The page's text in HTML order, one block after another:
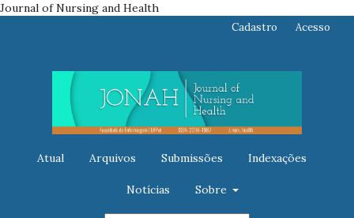
Journal of Nursing and Health
Atual Arquivos Submissões Indexações
Notícias Sobre
Cadastro Acesso